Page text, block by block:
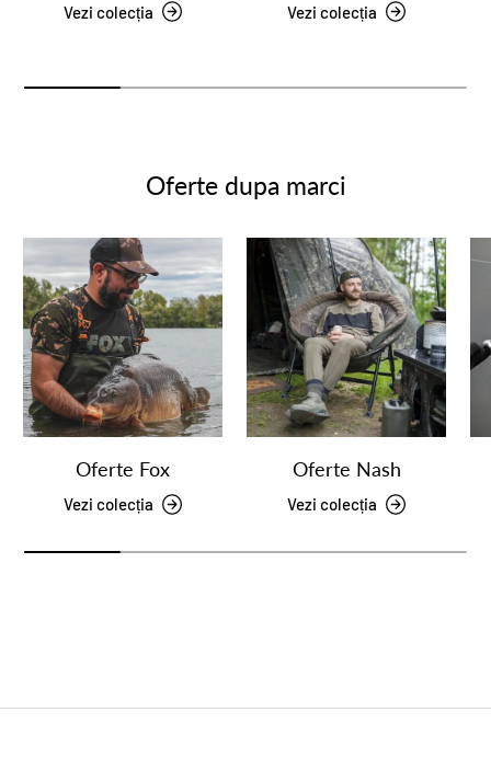
Vezi colecția Vezi colecția
Oferte dupa marci
Oferte Fox
Vezi colecția
Oferte Nash
Vezi colecția